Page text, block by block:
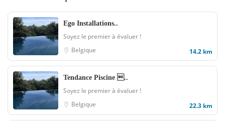
Ego Installations..
Soyez le premier à évaluer !
Belgique
14.2 km
Tendance Piscine ..
Soyez le premier à évaluer !
Belgique
22.3 km